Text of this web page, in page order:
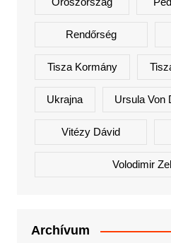
Rendőrség
Tisza Kormány
Ukrajna Ursula Von
Vitézy Dávid
Volodimir
Archívum